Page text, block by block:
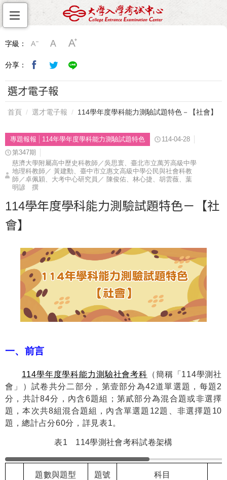
字級：
分享：
選才電子報
首頁 選才電子報 114學年度學科能力測驗試題特色－【社會】
專題報報 114年學年度學科能力測驗試題特色
114-04-28
第347期
慈濟大學附屬高中歷史科教師／吳思寰、臺北市立萬芳高級中學
地理科教師／ 黃建勳、臺中市立惠文高級中學公民與社會科教
師／卓佩穎、大考中心研究員／ 陳俊佑、林心捷、胡雲薇、葉
明諺 撰
114學年度學科能力測驗試題特色－【社
會】
一、前言
114學年度學科能力測驗社會考科 （簡稱「 114學測社
會」）試卷共分二部分，第壹部分為42道單選題，每題 2
分，共計84分，內含6題組；第貳部分為混合題或非選擇
題，本次共8組混合題組，內含單選題 12題、非選擇題 10
題，總計占分60分，詳見表1。
表1 114學測社會考科試卷架構
題數與題型 題號 科目